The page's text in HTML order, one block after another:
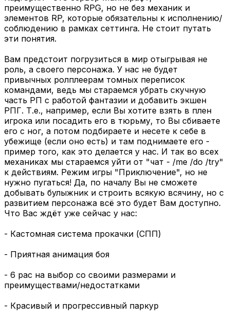
преимущественно RPG, но не без механик и
элементов RP, которые обязательны к исполнению/
соблюдению в рамках сеттинга. Не стоит путать
эти понятия.
Вам предстоит погрузиться в мир отыгрывая не
роль, а своего персонажа. У нас не будет
привычных ролплеерам томных переписок
командами, ведь мы стараемся убрать скучную
часть РП с работой фантазии и добавить экшен
РПГ. Т.е., например, если Вы хотите взять в плен
игрока или посадить его в тюрьму, то Вы сбиваете
его с ног, а потом подбираете и несете к себе в
убежище (если оно есть) и там поднимаете его -
пример того, как это делается у нас. И так во всех
механиках мы стараемся уйти от "чат - /me /do /try"
к действиям. Режим игры "Приключение", но не
нужно пугаться! Да, по началу Вы не сможете
добывать булыжник и строить всякую всячину, но с
развитием персонажа всё это будет Вам доступно.
Что Вас ждёт уже сейчас у нас:
- Кастомная система прокачки (СПП)
- Приятная анимация боя
- 6 рас на выбор со своими размерами и
преимуществами/недостатками
- Красивый и прогрессивный паркур